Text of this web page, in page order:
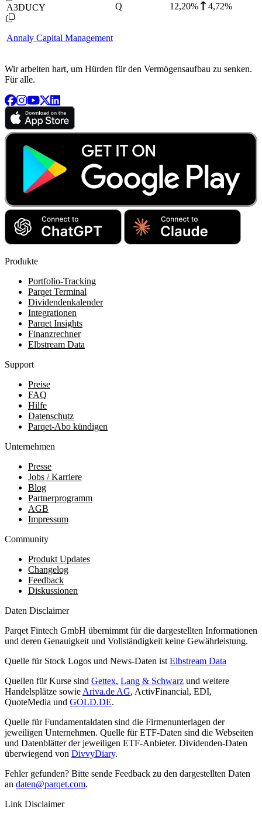
A3DUCY
Annaly Capital Management
Q 12,20% 4,72%
Wir arbeiten hart, um Hürden für den Vermögensaufbau zu senken.
Für alle.
Produkte
Portfolio-Tracking
Parqet Terminal
Dividendenkalender
Integrationen
Parqet Insights
Finanzrechner
Elbstream Data
Support
Preise
FAQ
Hilfe
Datenschutz
Parqet-Abo kündigen
Unternehmen
Presse
Jobs / Karriere
Blog
Partnerprogramm
AGB
Impressum
Community
Produkt Updates
Changelog
Feedback
Diskussionen
Daten Disclaimer
Parqet Fintech GmbH übernimmt für die dargestellten Informationen
und deren Genauigkeit und Vollständigkeit keine Gewährleistung.
Quelle für Stock Logos und News-Daten ist Elbstream Data
Quellen für Kurse sind Gettex, Lang & Schwarz und weitere
Handelsplätze sowie Ariva.de AG, ActivFinancial, EDI,
QuoteMedia und GOLD.DE.
Quelle für Fundamentaldaten sind die Firmenunterlagen der
jeweiligen Unternehmen. Quelle für ETF-Daten sind die Webseiten
und Datenblätter der jeweiligen ETF-Anbieter. Dividenden-Daten
überwiegend von DivvyDiary.
Fehler gefunden? Bitte sende Feedback zu den dargestellten Daten
an daten@parqet.com.
Link Disclaimer